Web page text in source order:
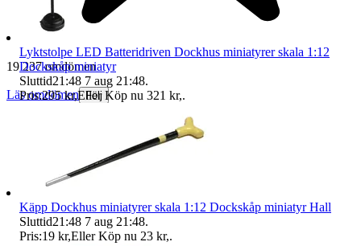
19 237 omdömen
Läs omdömen Följ
Lyktstolpe LED Batteridriven Dockhus miniatyrer skala 1:12
Dockskåp miniatyr
Sluttid21:48 7 aug 21:48.
Pris:295 kr,Eller Köp nu 321 kr,.
Käpp Dockhus miniatyrer skala 1:12 Dockskåp miniatyr Hall
Sluttid21:48 7 aug 21:48.
Pris:19 kr,Eller Köp nu 23 kr,.